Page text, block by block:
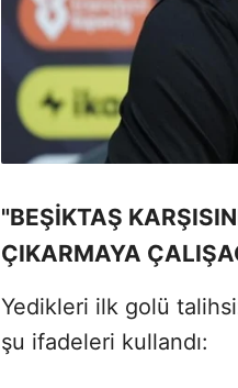
"BEŞİKTAŞ
ÇIKARMAYA
Yedikleri ilk golü
şu ifadeleri kullandı: